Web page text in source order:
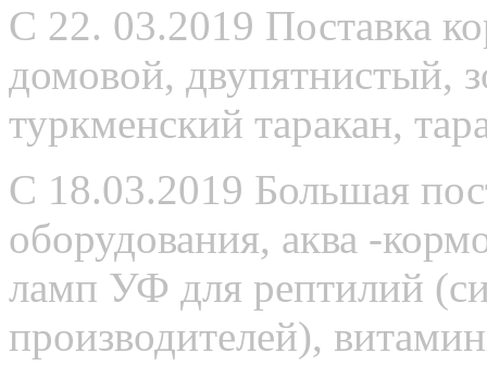
С 22. 03.2019 Поставка
домовой, двупятнистый,
туркменский таракан,
С 18.03.2019 Большая
оборудования, аква -
ламп УФ для рептилий
производителей),